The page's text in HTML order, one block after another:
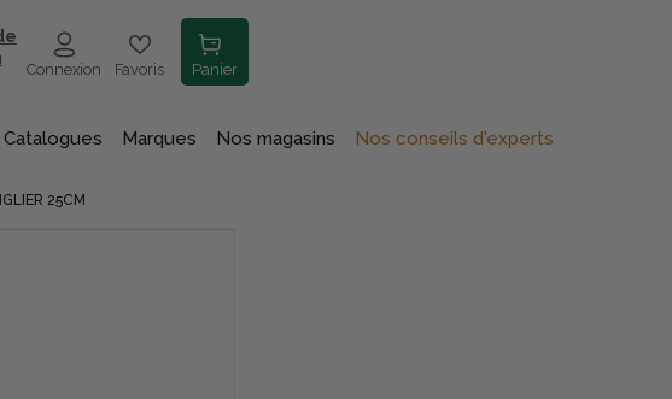
Connexion Favoris Panier
Catalogues Marques Nos magasins Nos conseils d'experts
25CM